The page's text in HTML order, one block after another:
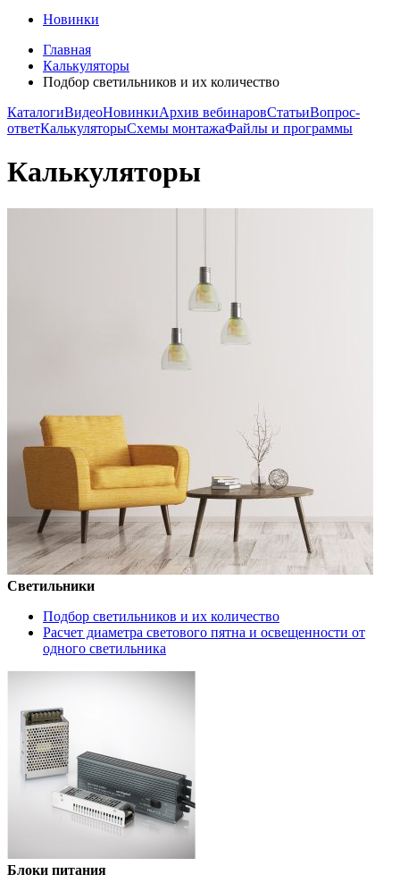
Новинки
Главная
Калькуляторы
Подбор светильников и их количество
КаталогиВидеоНовинкиАрхив вебинаровСтатьиВопрос-
ответКалькуляторыСхемы монтажаФайлы и программы
Калькуляторы
Светильники
Подбор светильников и их количество
Расчет диаметра светового пятна и освещенности от
одного светильника
Блоки питания